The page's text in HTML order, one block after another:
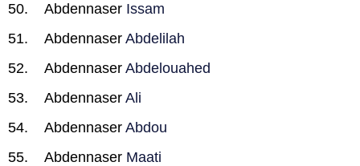
Abdennaser Issam
Abdennaser Abdelilah
Abdennaser Abdelouahed
Abdennaser Ali
Abdennaser Abdou
Abdennaser Maati